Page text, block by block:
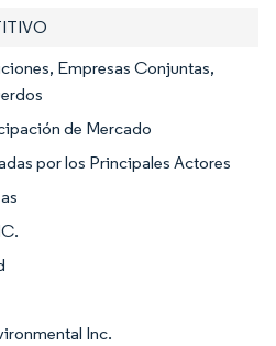
Empresas Conjuntas,
de Mercado
por los Principales Actores
Inc.